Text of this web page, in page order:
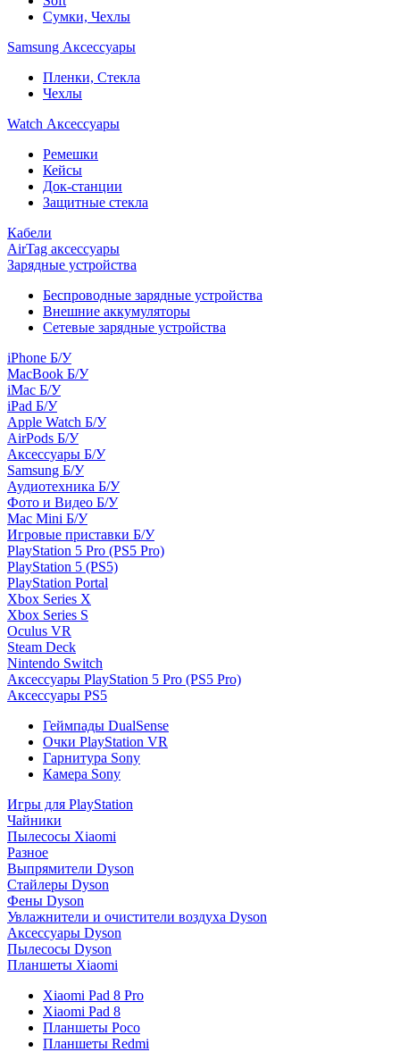
Сумки, Чехлы
Samsung Аксессуары
Пленки, Стекла
Чехлы
Watch Аксессуары
Ремешки
Кейсы
Док-станции
Защитные стекла
Кабели
AirTag аксессуары
Зарядные устройства
Беспроводные зарядные устройства
Внешние аккумуляторы
Сетевые зарядные устройства
iPhone Б/У
MacBook Б/У
iMac Б/У
iPad Б/У
Apple Watch Б/У
AirPods Б/У
Аксессуары Б/У
Samsung Б/У
Аудиотехника Б/У
Фото и Видео Б/У
Mac Mini Б/У
Игровые приставки Б/У
PlayStation 5 Pro (PS5 Pro)
PlayStation 5 (PS5)
PlayStation Portal
Xbox Series X
Xbox Series S
Oculus VR
Steam Deck
Nintendo Switch
Аксессуары PlayStation 5 Pro (PS5 Pro)
Аксессуары PS5
Геймпады DualSense
Очки PlayStation VR
Гарнитура Sony
Камера Sony
Игры для PlayStation
Чайники
Пылесосы Xiaomi
Разное
Выпрямители Dyson
Стайлеры Dyson
Фены Dyson
Увлажнители и очистители воздуха Dyson
Аксессуары Dyson
Пылесосы Dyson
Планшеты Xiaomi
Xiaomi Pad 8 Pro
Xiaomi Pad 8
Планшеты Poco
Планшеты Redmi